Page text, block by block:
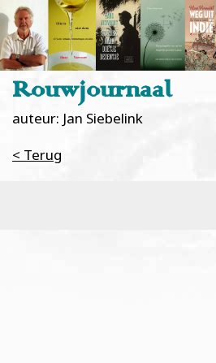
Rouwjournaal
auteur: Jan Siebelink
< Terug